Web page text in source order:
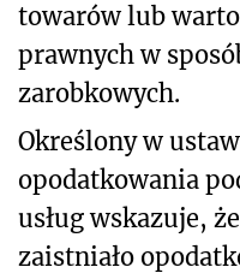
towarów lub
prawnych w
zarobkowych.
Określony w
opodatkowania
usług wskazuje,
zaistniało